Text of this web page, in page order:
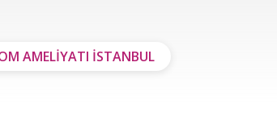
AMELİYATI İSTANBUL